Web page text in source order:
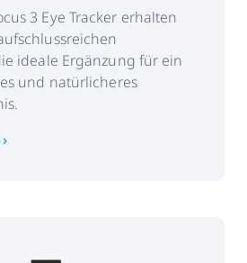
3 Eye Tracker erhalten
ideale Ergänzung für ein
und natürlicheres